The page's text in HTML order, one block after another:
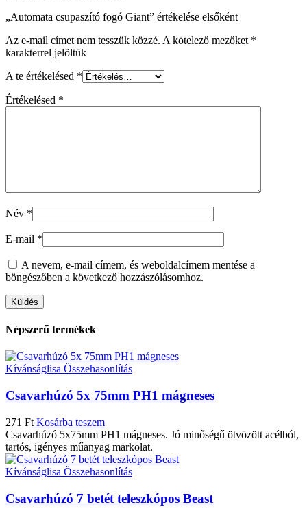
„Automata csupaszító fogó Giant” értékelése elsőként
Az e-mail címet nem tesszük közzé. A kötelező mezőket *
karakterrel jelöltük
A te értékelésed *
Értékelésed *
Név *
E-mail *
A nevem, e-mail címem, és weboldalcímem mentése a
böngészőben a következő hozzászólásomhoz.
Népszerű termékek
Kívánságlisa Összehasonlítás
Csavarhúzó 5x 75mm PH1 mágneses
271 Ft Kosárba teszem
Csavarhúzó 5x75mm PH1 mágneses. Jó minőségű ötvözött acélból,
tartós, igényes műanyag markolat.
Kívánságlisa Összehasonlítás
Csavarhúzó 7 betét teleszkópos Beast